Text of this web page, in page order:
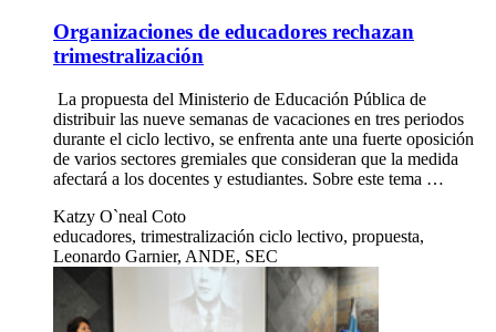
Organizaciones de educadores rechazan
trimestralización
La propuesta del Ministerio de Educación Pública de
distribuir las nueve semanas de vacaciones en tres periodos
durante el ciclo lectivo, se enfrenta ante una fuerte oposición
de varios sectores gremiales que consideran que la medida
afectará a los docentes y estudiantes. Sobre este tema …
Katzy O`neal Coto
educadores, trimestralización ciclo lectivo, propuesta,
Leonardo Garnier, ANDE, SEC